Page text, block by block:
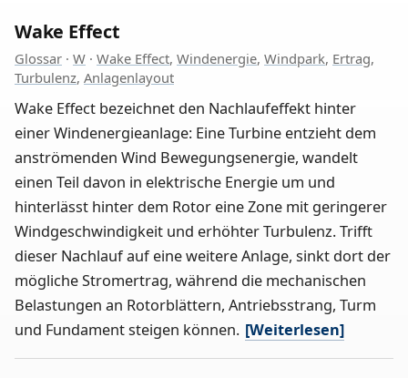
Wake Effect
Glossar · W · Wake Effect, Windenergie, Windpark, Ertrag,
Turbulenz, Anlagenlayout
Wake Effect bezeichnet den Nachlaufeffekt hinter
einer Windenergieanlage: Eine Turbine entzieht dem
anströmenden Wind Bewegungsenergie, wandelt
einen Teil davon in elektrische Energie um und
hinterlässt hinter dem Rotor eine Zone mit geringerer
Windgeschwindigkeit und erhöhter Turbulenz. Trifft
dieser Nachlauf auf eine weitere Anlage, sinkt dort der
mögliche Stromertrag, während die mechanischen
Belastungen an Rotorblättern, Antriebsstrang, Turm
und Fundament steigen können. [Weiterlesen]